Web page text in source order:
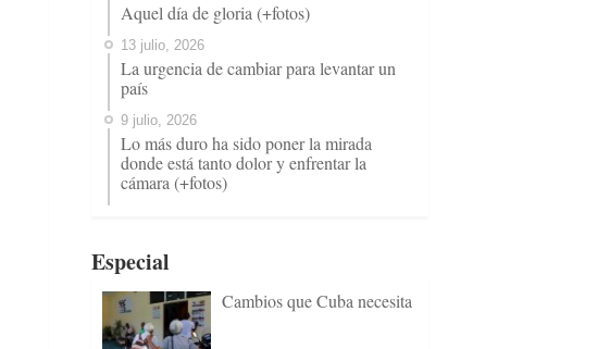
Aquel día de gloria (+fotos)
13 julio, 2026
La urgencia de cambiar para levantar un
país
9 julio, 2026
Lo más duro ha sido poner la mirada
donde está tanto dolor y enfrentar la
cámara (+fotos)
Especial
Cambios que Cuba necesita